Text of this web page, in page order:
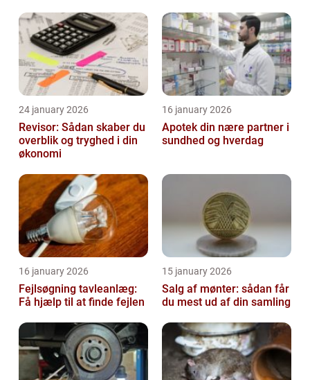
24 january 2026
Revisor: Sådan skaber du
overblik og tryghed i din
økonomi
16 january 2026
Apotek din nære partner i
sundhed og hverdag
16 january 2026
Fejlsøgning tavleanlæg:
Få hjælp til at finde fejlen
15 january 2026
Salg af mønter: sådan får
du mest ud af din samling